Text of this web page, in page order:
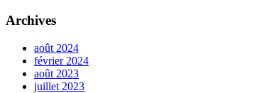
Archives
août 2024
février 2024
août 2023
juillet 2023